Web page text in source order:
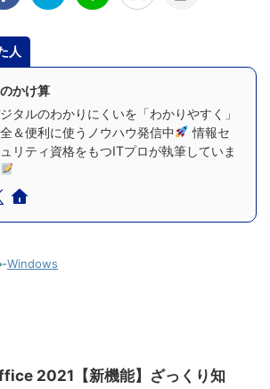
人
かけ算
タルのわかりにくいを「わかりやすく」
＆便利に使うノウハウ発信中
情報セ
リティ資格をもつITプロが執筆していま
-Windows
2021【新機能】ざっくり知